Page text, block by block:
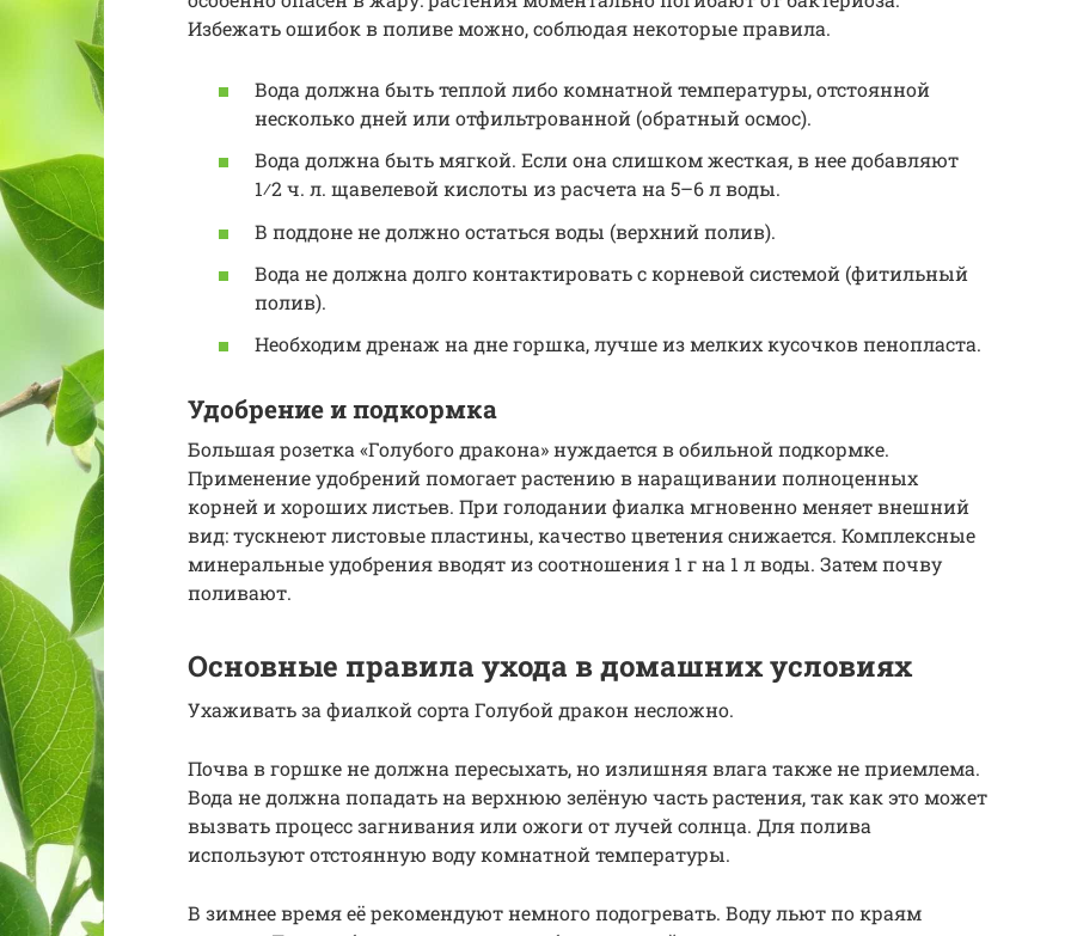
Избежать ошибок в поливе можно, соблюдая некоторые правила.
Вода должна быть теплой либо комнатной температуры, отстоянной
несколько дней или отфильтрованной (обратный осмос).
Вода должна быть мягкой. Если она слишком жесткая, в нее добавляют
1⁄2 ч. л. щавелевой кислоты из расчета на 5–6 л воды.
В поддоне не должно остаться воды (верхний полив).
Вода не должна долго контактировать с корневой системой (фитильный
полив).
Необходим дренаж на дне горшка, лучше из мелких кусочков пенопласта.
Удобрение и подкормка
Большая розетка «Голубого дракона» нуждается в обильной подкормке.
Применение удобрений помогает растению в наращивании полноценных
корней и хороших листьев. При голодании фиалка мгновенно меняет внешний
вид: тускнеют листовые пластины, качество цветения снижается. Комплексные
минеральные удобрения вводят из соотношения 1 г на 1 л воды. Затем почву
поливают.
Основные правила ухода в домашних условиях
Ухаживать за фиалкой сорта Голубой дракон несложно.
Почва в горшке не должна пересыхать, но излишняя влага также не приемлема.
Вода не должна попадать на верхнюю зелёную часть растения, так как это может
вызвать процесс загнивания или ожоги от лучей солнца. Для полива
используют отстоянную воду комнатной температуры.
В зимнее время её рекомендуют немного подогревать. Воду льют по краям